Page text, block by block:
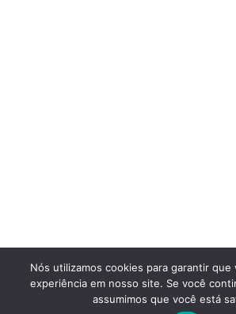
Nós utilizamos cookies para garantir que
experiência em nosso site. Se você
assumimos que você está